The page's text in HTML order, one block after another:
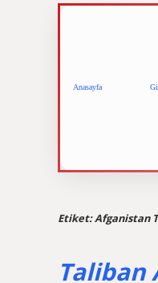
Anasayfa
Etiket:Afganistan
Taliban